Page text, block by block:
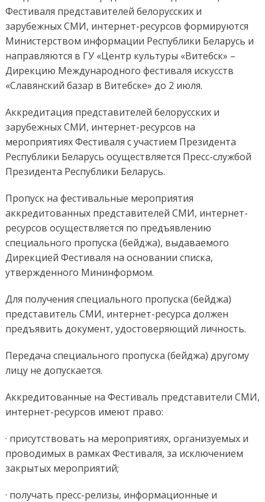
Фестиваля представителей белорусских и
зарубежных СМИ, интернет-ресурсов формируются
Министерством информации Республики Беларусь и
направляются в ГУ «Центр культуры «Витебск» –
Дирекцию Международного фестиваля искусств
«Славянский базар в Витебске» до 2 июля.
Аккредитация представителей белорусских и
зарубежных СМИ, интернет-ресурсов на
мероприятиях Фестиваля с участием Президента
Республики Беларусь осуществляется Пресс-службой
Президента Республики Беларусь.
Пропуск на фестивальные мероприятия
аккредитованных представителей СМИ, интернет-
ресурсов осуществляется по предъявлению
специального пропуска (бейджа), выдаваемого
Дирекцией Фестиваля на основании списка,
утвержденного Мининформом.
Для получения специального пропуска (бейджа)
представитель СМИ, интернет-ресурса должен
предъявить документ, удостоверяющий личность.
Передача специального пропуска (бейджа) другому
лицу не допускается.
Аккредитованные на Фестиваль представители СМИ,
интернет-ресурсов имеют право:
· присутствовать на мероприятиях, организуемых и
проводимых в рамках Фестиваля, за исключением
закрытых мероприятий;
· получать пресс-релизы, информационные и